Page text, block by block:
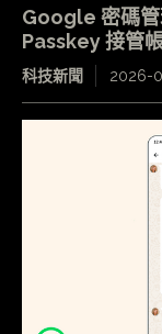
Google 密碼
Passkey 接管
科技新聞 2026-